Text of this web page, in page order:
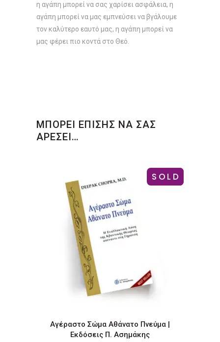
η αγάπη μπορεί να σας χαρίσει ασφάλεια, η
αγάπη μπορεί να μας εμπνεύσει να βγάλουμε
τον καλύτερο εαυτό μας, η αγάπη μπορεί να
μας φέρει πιο κοντά στο Θεό.
ΜΠΟΡΕΙ ΕΠΙΣΗΣ ΝΑ ΣΑΣ
ΑΡΕΣΕΙ…
-19%
SOLD
Αγέραστο Σώμα Αθάνατο Πνεύμα |
Εκδόσεις Π. Ασημάκης